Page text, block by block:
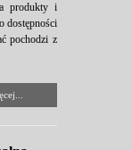
produkty i
dostępności
pochodzi z